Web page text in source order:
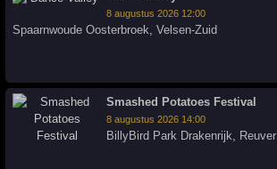
8 augustus 2026 12:00
Spaarnwoude Oosterbroek,Velsen-Zuid
Smashed Potatoes Festival
8 augustus 2026 14:00
BillyBird Park Drakenrijk, Reuver